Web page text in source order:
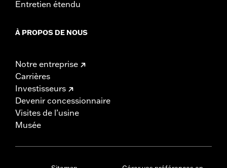
Entretien étendu
À PROPOS DE NOUS
Notre entreprise
Carrières
Investisseurs
Devenir concessionnaire
Visites de l’usine
Musée